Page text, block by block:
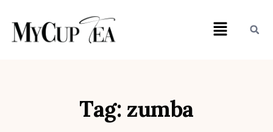
Tag: zumba